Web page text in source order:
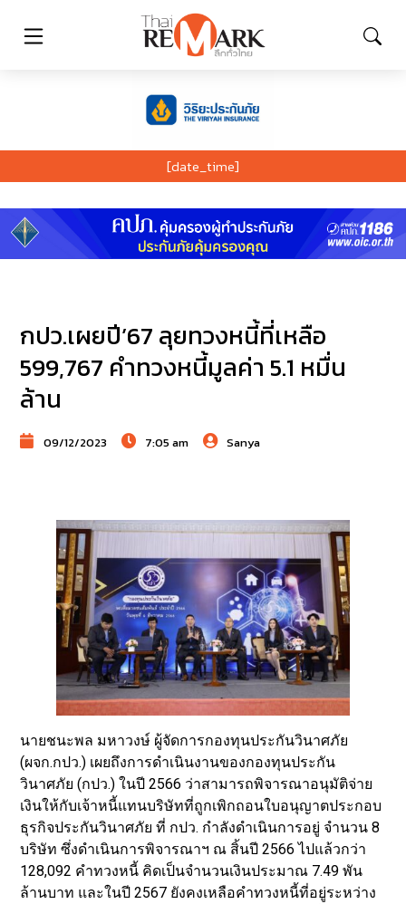
[date_time]
กปว.เผยปี’67 ลุยทวงหนี้ที่เหลือ
599,767 คำทวงหนี้มูลค่า 5.1 หมื่น
ล้าน
09/12/2023 7:05 am Sanya
นายชนะพล มหาวงษ์ ผู้จัดการกองทุนประกันวินาศภัย
(ผจก.กปว.) เผยถึงการดำเนินงานของกองทุนประกัน
วินาศภัย (กปว.) ในปี 2566 ว่าสามารถพิจารณาอนุมัติจ่าย
เงินให้กับเจ้าหนี้แทนบริษัทที่ถูกเพิกถอนใบอนุญาตประกอบ
ธุรกิจประกันวินาศภัย ที่ กปว. กำลังดำเนินการอยู่ จำนวน 8
บริษัท ซึ่งดำเนินการพิจารณาฯ ณ สิ้นปี 2566 ไปแล้วกว่า
128,092 คำทวงหนี้ คิดเป็นจำนวนเงินประมาณ 7.49 พัน
ล้านบาท และในปี 2567 ยังคงเหลือคำทวงหนี้ที่อยู่ระหว่าง